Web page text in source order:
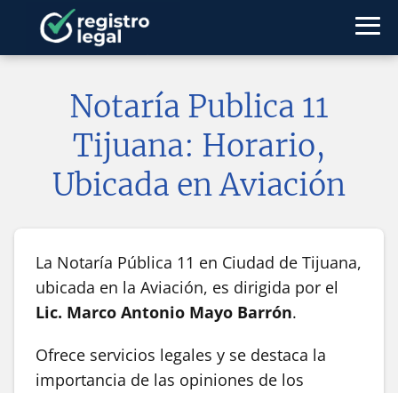
Notaría Publica 11
Tijuana: Horario,
Ubicada en Aviación
La Notaría Pública 11 en Ciudad de Tijuana,
ubicada en la Aviación, es dirigida por el
Lic. Marco Antonio Mayo Barrón.
Ofrece servicios legales y se destaca la
importancia de las opiniones de los